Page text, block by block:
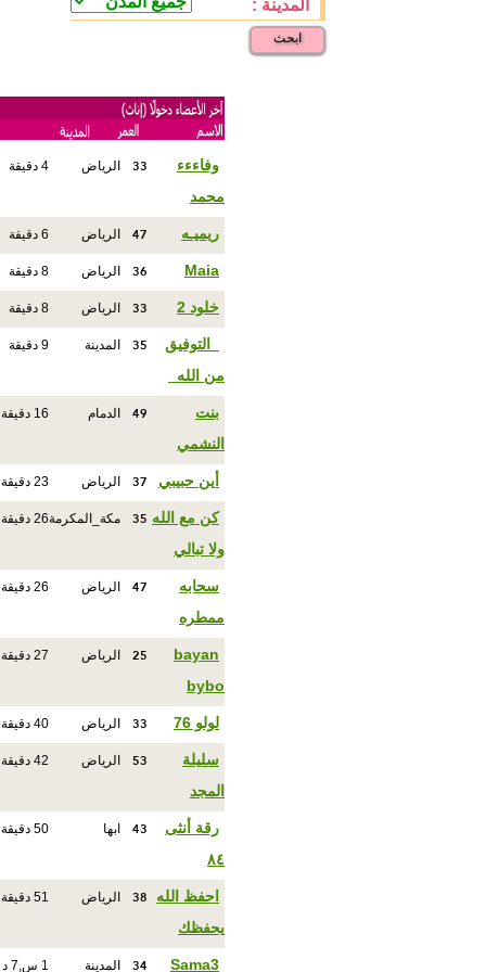
المدينة :
ابحث
وفاءءء
محمد
33 الرياض 4 دقيقة
ريميـه 47 الرياض 6 دقيقة
Maia
36 الرياض 8 دقيقة
خلود 2 33 الرياض 8 دقيقة
_التوفيق
من الله_
35 المدينة 9 دقيقة
بنت
النشمي
49 الدمام 16 دقيقة
أين حبيبي 37 الرياض 23 دقيقة
كن مع الله
ولا تبالي
35 مكة_المكرمة26 دقيقة
سحابه
ممطره
47 الرياض 26 دقيقة
bayan
bybo
25 الرياض 27 دقيقة
لولو 76 33 الرياض 40 دقيقة
سليلة
المجد
53 الرياض 42 دقيقة
رقة أنثى
٨٤
43 ابها 50 دقيقة
احفظ الله
يحفظك
38 الرياض 51 دقيقة
Sama3
34 المدينة 1 س,7 د